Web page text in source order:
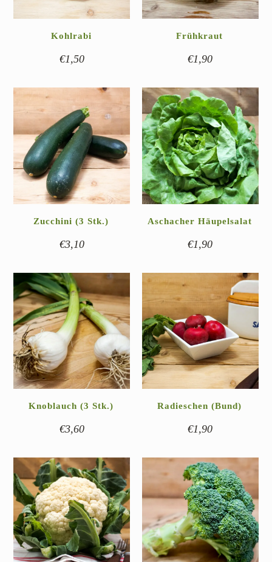
Kohlrabi
€1,50
Frühkraut
€1,90
Zucchini (3 Stk.)
€3,10
Aschacher Häupelsalat
€1,90
Knoblauch (3 Stk.)
€3,60
Radieschen (Bund)
€1,90